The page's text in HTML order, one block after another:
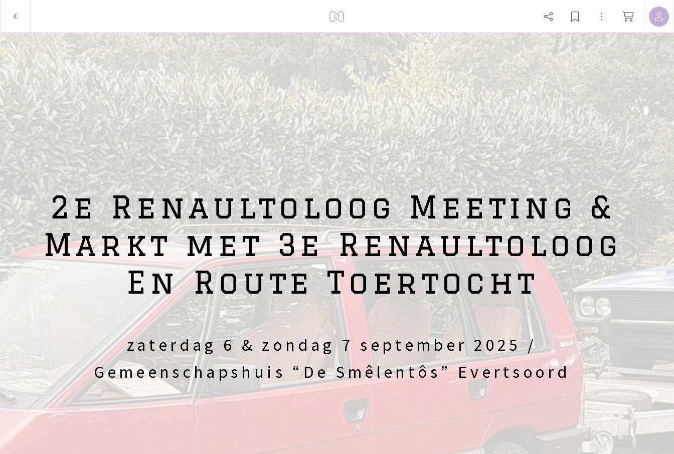
2e Renaultoloog Meeting &
Markt met 3e Renaultoloog
En Route Toertocht
zaterdag 6 & zondag 7 september 2025 /
Gemeenschapshuis “De Smêlentôs” Evertsoord